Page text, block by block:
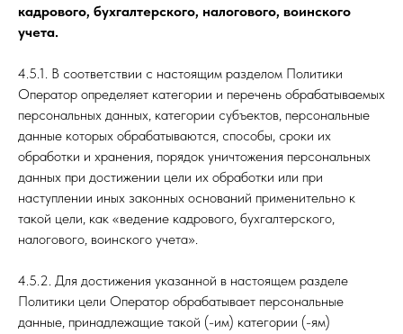
кадрового, бухгалтерского, налогового, воинского
учета.
4.5.1. В соответствии с настоящим разделом Политики
Оператор определяет категории и перечень обрабатываемых
персональных данных, категории субъектов, персональные
данные которых обрабатываются, способы, сроки их
обработки и хранения, порядок уничтожения персональных
данных при достижении цели их обработки или при
наступлении иных законных оснований применительно к
такой цели, как «ведение кадрового, бухгалтерского,
налогового, воинского учета».
4.5.2. Для достижения указанной в настоящем разделе
Политики цели Оператор обрабатывает персональные
данные, принадлежащие такой (-им) категории (-ям)